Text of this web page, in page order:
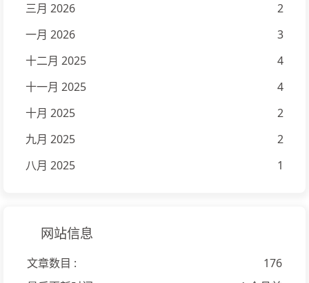
三月 2026
2
一月 2026
3
十二月 2025
4
十一月 2025
4
十月 2025
2
九月 2025
2
八月 2025
1
网站信息
文章数目 :
176